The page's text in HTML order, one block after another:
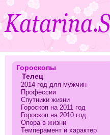
Гороскопы
Телец
2014 год для мужчин
Профессии
Спутники жизни
Гороскоп на 2011 год
Гороскоп на 2010 год
Опора в жизни
Темперамент и характер